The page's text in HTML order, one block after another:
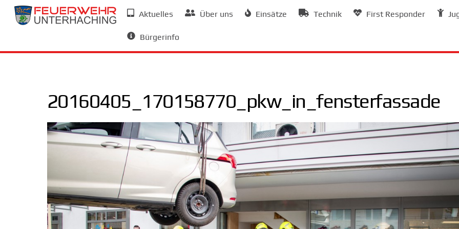
Skip
Aktuelles Über uns Einsätze Technik First Responder
Bürgerinfo
20160405_170158770_pkw_in_fensterfassade